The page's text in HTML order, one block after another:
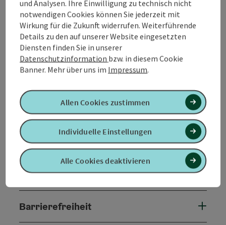
Beschreibung vollständig anzeigen
An der Strecke
Anreise/Lage
Eignung
Barrierefreiheit
und Analysen. Ihre Einwilligung zu technisch nicht
notwendigen Cookies können Sie jederzeit mit
Wirkung für die Zukunft widerrufen. Weiterführende
Details zu den auf unserer Website eingesetzten
Diensten finden Sie in unserer
Datenschutzinformation bzw. in diesem Cookie
Banner. Mehr über uns im Impressum.
Alle Cookies deaktivieren
Individuelle Einstellungen
Allen Cookies zustimmen